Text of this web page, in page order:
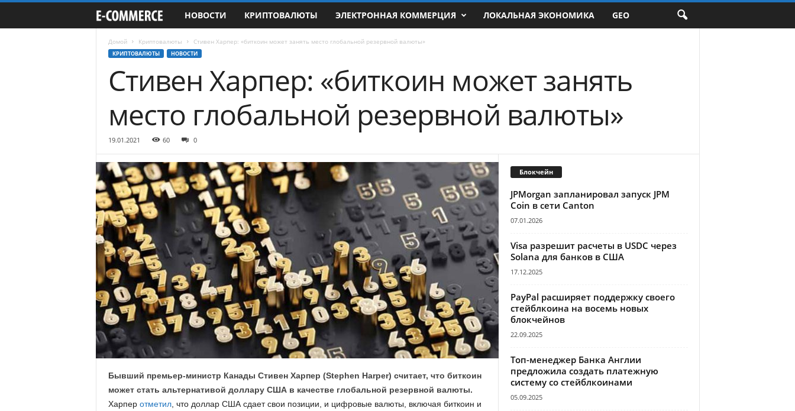
-
o
m
e
r
.
c
o
.
u
НОВОСТИ КРИПТОВАЛЮТЫ ЭЛЕКТРОННАЯ КОММЕРЦИЯ ЛОКАЛЬНАЯ ЭКОНОМИКА GEO
Домой Криптовалюты Стивен Харпер: «биткоин может занять место глобальной резервной валюты»
КРИПТОВАЛЮТЫ НОВОСТИ
Стивен Харпер: «биткоин может занять
место глобальной резервной валюты»
19.01.2021 60 0
Бывший премьер-министр Канады Стивен Харпер (Stephen Harper) считает, что биткоин
может стать альтернативой доллару США в качестве глобальной резервной валюты.
Харпер отметил, что доллар США сдает свои позиции, и цифровые валюты, включая биткоин и
Блокчейн
JPMorgan запланировал запуск JPM
Coin в сети Canton
07.01.2026
Visa разрешит расчеты в USDC через
Solana для банков в США
17.12.2025
PayPal расширяет поддержку своего
стейблкоина на восемь новых
блокчейнов
22.09.2025
Топ-менеджер Банка Англии
предложила создать платежную
систему со стейблкоинами
05.09.2025